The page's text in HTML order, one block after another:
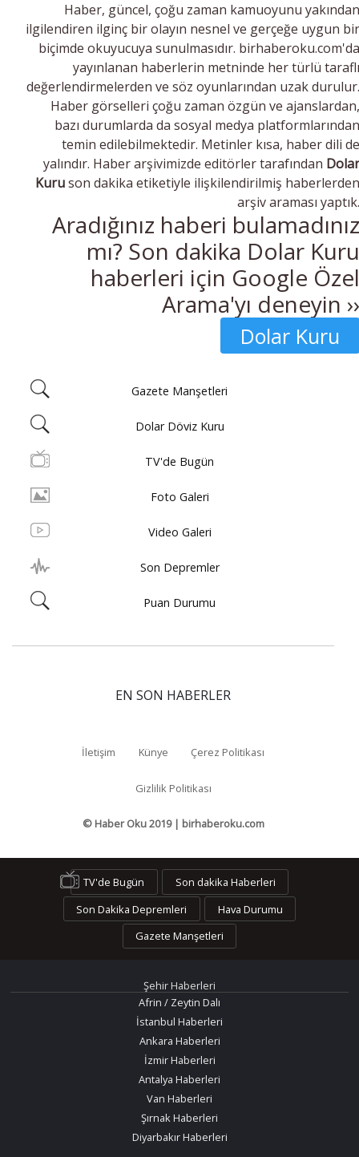
Haber, güncel, çoğu zaman kamuoyunu yakından
ilgilendiren ilginç bir olayın nesnel ve gerçeğe uygun bir
biçimde okuyucuya sunulmasıdır. birhaberoku.com'da
yayınlanan haberlerin metninde her türlü taraflı
değerlendirmelerden ve söz oyunlarından uzak durulur.
Haber görselleri çoğu zaman özgün ve ajanslardan,
bazı durumlarda da sosyal medya platformlarından
temin edilebilmektedir. Metinler kısa, haber dili de
yalındır. Haber arşivimizde editörler tarafından Dolar
Kuruson dakika etiketiyle ilişkilendirilmiş haberlerden
arşiv araması yaptık.
Aradığınız haberi bulamadınız
mı? Son dakika Dolar Kuru
haberleri için Google Özel
Arama'yı deneyin ››
Dolar Kuru
Gazete Manşetleri
Dolar Döviz Kuru
TV'de Bugün
Foto Galeri
Video Galeri
Son Depremler
Puan Durumu
EN SON HABERLER
İletişim Künye Çerez Politikası
Gizlilik Politikası
© Haber Oku 2019 | birhaberoku.com
TV'de Bugün
Son dakika Haberleri
Son Dakika Depremleri
Hava Durumu
Gazete Manşetleri
Şehir Haberleri
Afrin / Zeytin Dalı
İstanbul Haberleri
Ankara Haberleri
İzmir Haberleri
Antalya Haberleri
Van Haberleri
Şırnak Haberleri
Diyarbakır Haberleri